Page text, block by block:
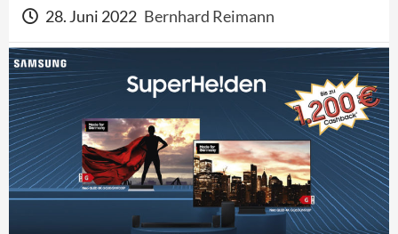
28. Juni 2022 Bernhard Reimann